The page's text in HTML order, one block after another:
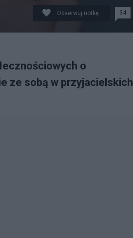
Obserwuj notkę 34
o
ze sobą w przyjacielskich